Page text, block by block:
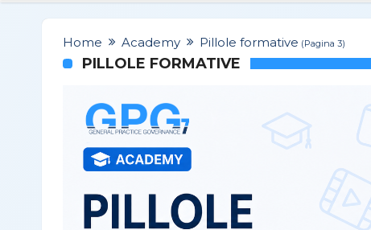
Home Academy Pillole formative (Pagina 3)
PILLOLE FORMATIVE